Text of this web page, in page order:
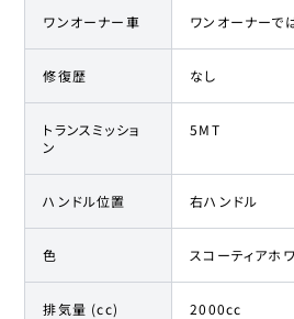
ワンオーナー車 ワンオーナーで
修復歴 なし
トランスミッショ
ン
5MT
ハンドル位置 右ハンドル
色 スコーティアホ
排気量 (cc) 2000cc